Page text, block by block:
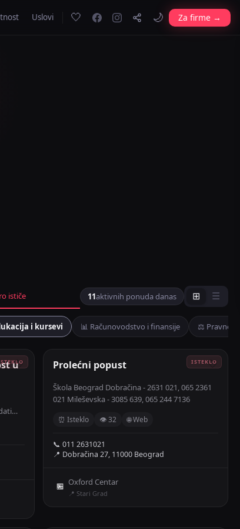
Uslovi 🤍 🌙 Za firme →
ističe 11aktivnih ponuda danas ⊞ ☰
i kursevi 📊 Računovodstvo i finansije ⚖️ Pravne
u
🤍 Prolećni popust 🤍
Škola Beograd Dobračina - 2631 021, 065 2361
021 Mileševska - 3085 639, 065 244 7136
⏰ Isteklo 👁 32 🌐 Web
📞 011 2631021
📍 Dobračina 27, 11000 Beograd
🏪 Oxford Centar
📍 Stari Grad